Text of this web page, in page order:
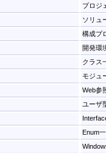
プロジ
ソリュ
構成プ
開発環
クラス
モジュ
Web参
ユーザ
Enum